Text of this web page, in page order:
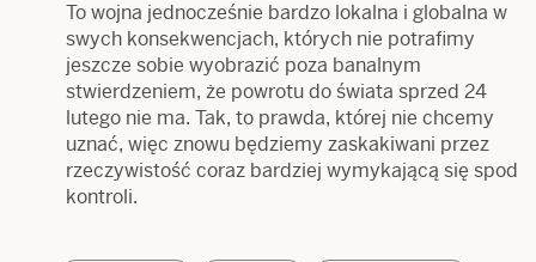
To wojna jednocześnie bardzo lokalna i globalna w
swych konsekwencjach, których nie potrafimy
jeszcze sobie wyobrazić poza banalnym
stwierdzeniem, że powrotu do świata sprzed 24
lutego nie ma. Tak, to prawda, której nie chcemy
uznać, więc znowu będziemy zaskakiwani przez
rzeczywistość coraz bardziej wymykającą się spod
kontroli.